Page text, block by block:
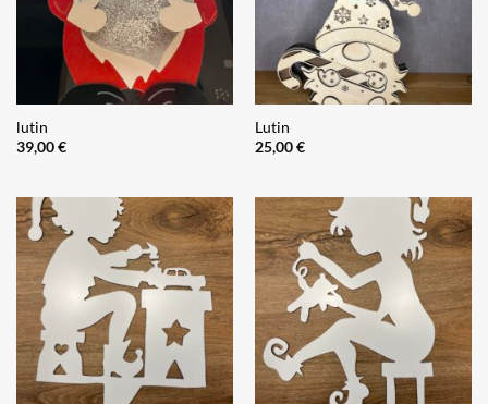
lutin
39,00€
Lutin
25,00€